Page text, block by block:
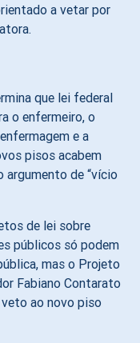
a vetar por
que lei federal
o enfermeiro, o
e a
pisos acabem
argumento de “vício
de lei sobre
públicos só podem
mas o Projeto
Fabiano Contarato
veto ao novo piso